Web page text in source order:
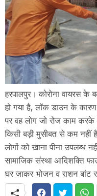
हरपालपुर। कोरोना वायरस
हो गया है, लॉक डाउन के
पर वह लोग जो रोज काम
किसी बड़ी मुसीबत से कम नहीं
लोगों को खाना पीना उपलब्ध
सामाजिक संस्था आदिशक्ति
घर जाकर भोजन व राशन बांट